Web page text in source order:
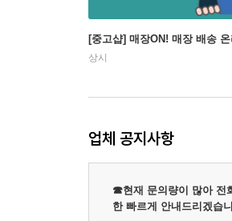
[중고샵] 매장ON! 매장 배송
상시
업체 공지사항
☎현재 문의량이 많아 전
한 빠르게 안내드리겠습